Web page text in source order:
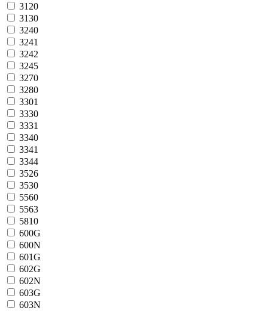
3120
3130
3240
3241
3242
3245
3270
3280
3301
3330
3331
3340
3341
3344
3526
3530
5560
5563
5810
600G
600N
601G
602G
602N
603G
603N